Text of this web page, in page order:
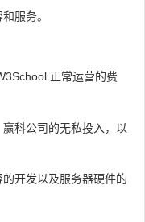
服务。
正常运营的费
科公司的无私投入，以
开发以及服务器硬件的